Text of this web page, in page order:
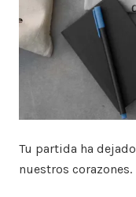
Tu partida ha
nuestros corazones.